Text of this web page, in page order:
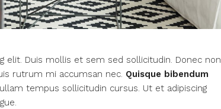
Duis mollis et sem sed sollicitudin. Donec non
rutrum mi accumsan nec. Quisque bibendum
tempus sollicitudin cursus. Ut et adipiscing